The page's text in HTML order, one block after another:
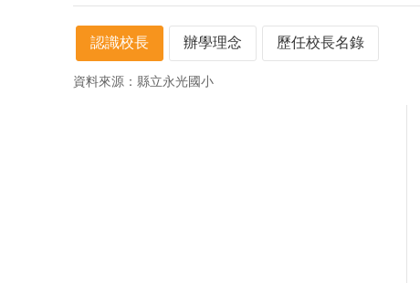
認識校長 辦學理念 歷任校長名錄
資料來源：縣立永光國小